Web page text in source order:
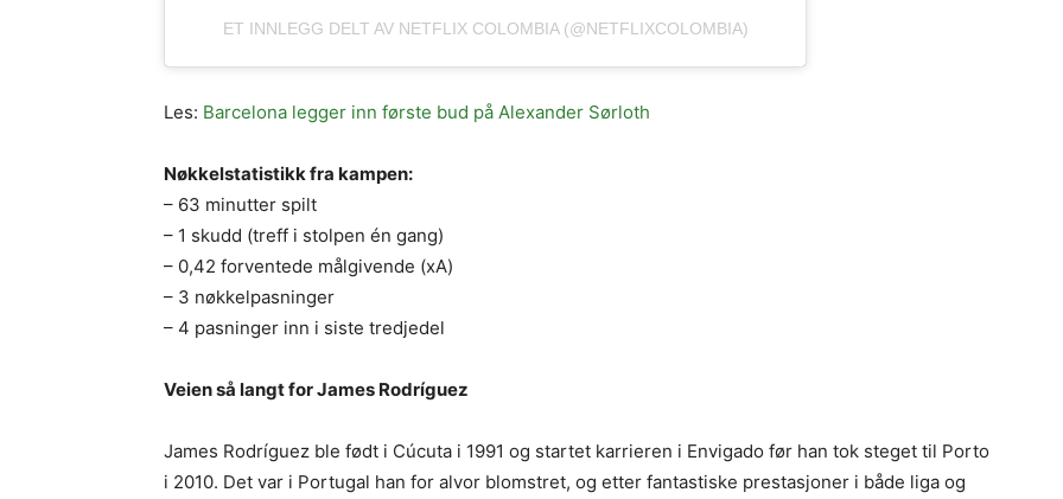
ET INNLEGG DELT AV NETFLIX COLOMBIA (@NETFLIXCOLOMBIA)
Les: Barcelona legger inn første bud på Alexander Sørloth
Nøkkelstatistikk fra kampen:
– 63 minutter spilt
– 1 skudd (treff i stolpen én gang)
– 0,42 forventede målgivende (xA)
– 3 nøkkelpasninger
– 4 pasninger inn i siste tredjedel
Veien så langt for James Rodríguez
James Rodríguez ble født i Cúcuta i 1991 og startet karrieren i Envigado før han tok steget til Porto
i 2010. Det var i Portugal han for alvor blomstret, og etter fantastiske prestasjoner i både liga og